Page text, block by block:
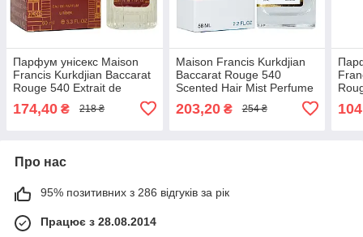
Парфум унісекс Maison
Francis Kurkdjian Baccarat
Rouge 540 Extrait de
174,40 ₴ 218 ₴
Maison Francis Kurkdjian
Baccarat Rouge 540
Scented Hair Mist Perfume
203,20₴ 254 ₴ 104
Про нас
95% позитивних з 286 відгуків за рік
Працює з 28.08.2014